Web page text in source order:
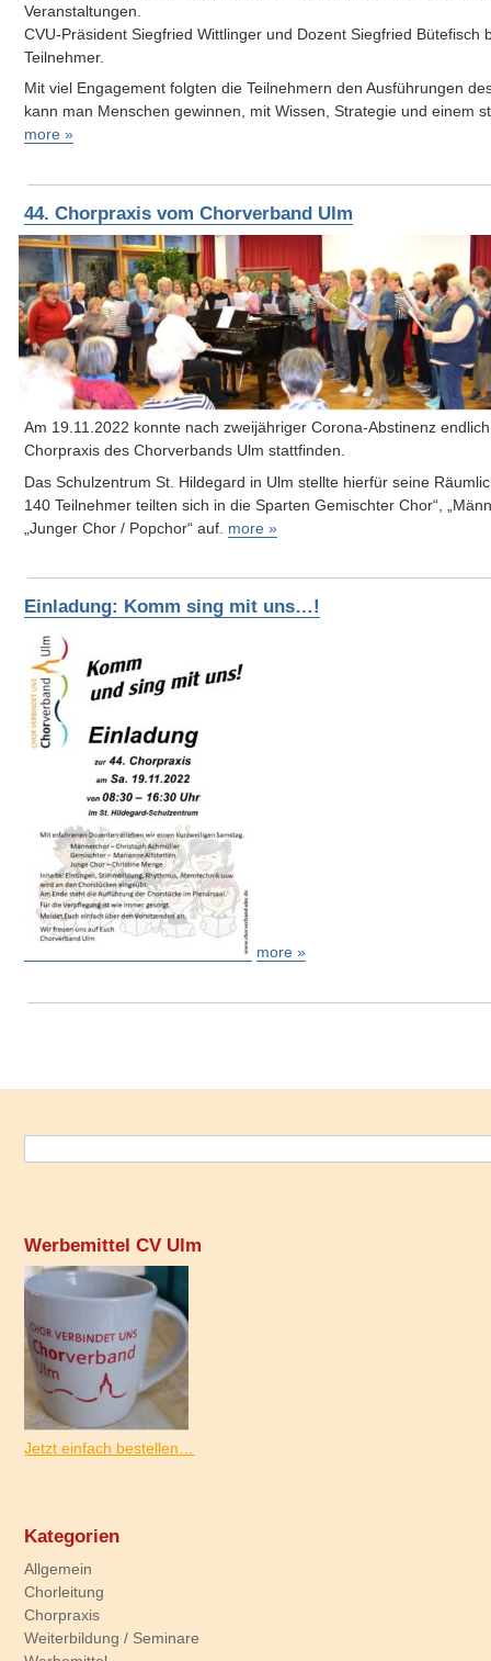
Veranstaltungen.
CVU-Präsident Siegfried Wittlinger und Dozent Siegfried Bütefisch
Teilnehmer.
Mit viel Engagement folgten die Teilnehmern den Ausführungen
kann man Menschen gewinnen, mit Wissen, Strategie und einem
more »
44. Chorpraxis vom Chorverband Ulm
Am 19.11.2022 konnte nach zweijähriger Corona-Abstinenz
Chorpraxis des Chorverbands Ulm stattfinden.
Das Schulzentrum St. Hildegard in Ulm stellte hierfür seine
140 Teilnehmer teilten sich in die Sparten Gemischter Chor“,
„Junger Chor / Popchor“ auf. more »
Einladung: Komm sing mit uns…!
more »
Werbemittel CV Ulm
Jetzt einfach bestellen…
Kategorien
Allgemein
Chorleitung
Chorpraxis
Weiterbildung / Seminare